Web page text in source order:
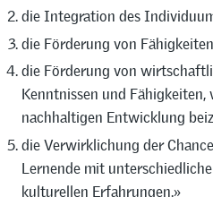
die Integration des
die Förderung von
die Förderung von
Kenntnissen und
nachhaltigen Entwicklung
die Verwirklichung der
Lernende mit
kulturellen Erfahrungen.»